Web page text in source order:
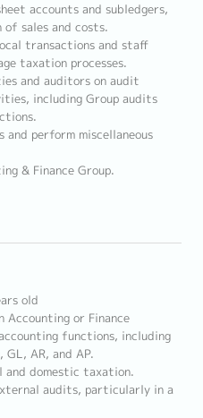
accounts and subledgers,
sales and costs.
transactions and staff
taxation processes.
and auditors on audit
including Group audits
and perform miscellaneous
& Finance Group.
old
Accounting or Finance
functions, including
AR, and AP.
domestic taxation.
audits, particularly in a